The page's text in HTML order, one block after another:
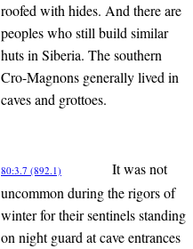
roofed with hides. And there are
peoples who still build similar
huts in Siberia. The southern
Cro-Magnons generally lived in
caves and grottoes.
80:3.7 (892.1)
It was not
uncommon during the rigors of
winter for their sentinels standing
on night guard at cave entrances